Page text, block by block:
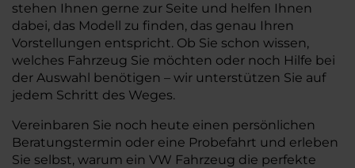
stehen Ihnen gerne zur Seite und helfen Ihnen
dabei, das Modell zu finden, das genau Ihren
Vorstellungen entspricht. Ob Sie schon wissen,
welches Fahrzeug Sie möchten oder noch Hilfe bei
der Auswahl benötigen – wir unterstützen Sie auf
jedem Schritt des Weges.
Vereinbaren Sie noch heute einen persönlichen
Beratungstermin oder eine Probefahrt und erleben
Sie selbst, warum ein VW Fahrzeug die perfekte